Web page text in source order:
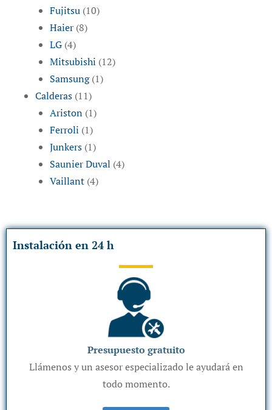
Fujitsu (10)
Haier (8)
LG (4)
Mitsubishi (12)
Samsung (1)
Calderas (11)
Ariston (1)
Ferroli (1)
Junkers (1)
Saunier Duval (4)
Vaillant (4)
Instalación en 24 h
Presupuesto gratuito
Llámenos y un asesor especializado le ayudará en
todo momento.